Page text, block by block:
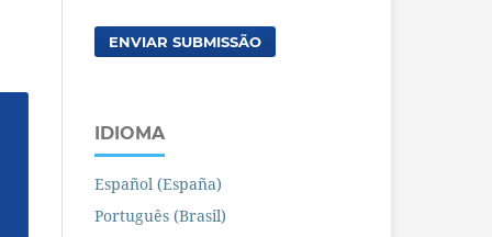
ENVIAR SUBMISSÃO
IDIOMA
Español (España)
Português (Brasil)